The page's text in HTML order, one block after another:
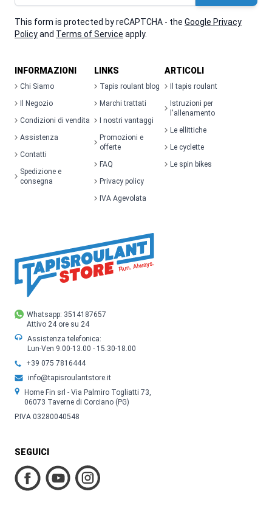
Whatsapp: 3514187657
Attivo 24 ore su 24
Assistenza telefonica:
Lun-Ven 9.00-13.00 - 15.30-18.00
+39 075 7816444
info@tapisroulantstore.it
Home Fin srl - Via Palmiro Togliatti 73,
06073 Taverne di Corciano (PG)
P.IVA 03280040548
SEGUICI
This form is protected by reCAPTCHA - the Google Privacy
Policyand Terms of Service apply.
INFORMAZIONI
Chi Siamo
Il Negozio
Condizioni di vendita
Assistenza
Contatti
Spedizione e
consegna
LINKS
Tapis roulant blog
Marchi trattati
I nostri vantaggi
Promozioni e
offerte
FAQ
Privacy policy
IVA Agevolata
ARTICOLI
Il tapis roulant
Istruzioni per
l'allenamento
Le ellittiche
Le cyclette
Le spin bikes